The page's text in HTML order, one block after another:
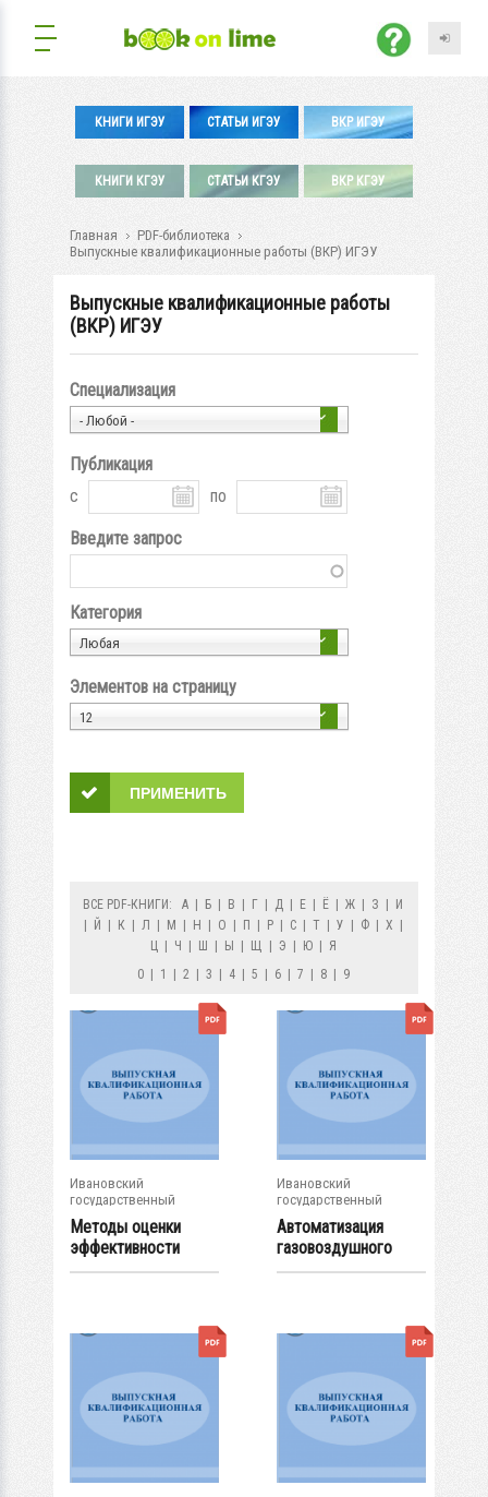
КНИГИ ИГЭУ СТАТЬИ ИГЭУ ВКР ИГЭУ
КНИГИ КГЭУ СТАТЬИ КГЭУ ВКР КГЭУ
Главная
PDF-библиотека
Выпускные квалификационные работы (ВКР) ИГЭУ
Выпускные квалификационные работы
(ВКР) ИГЭУ
Специализация
- Любой -
Публикация
с
по
Введите запрос
Категория
Любая
Элементов на страницу
12
ВСЕ PDF-КНИГИ: А Б В Г Д Е Ё Ж З
И
Й К Л М Н О П Р С Т У Ф Х
Ц
Ч Ш Ы Щ Э Ю
Я
0
1 2 3 4 5 6 7 8 9
Ивановский
государственный
энергетический...
Методы оценки
эффективности
инвестиционных...
Ивановский
государственный
энергетический...
Автоматизация
газовоздушного
тракта котла